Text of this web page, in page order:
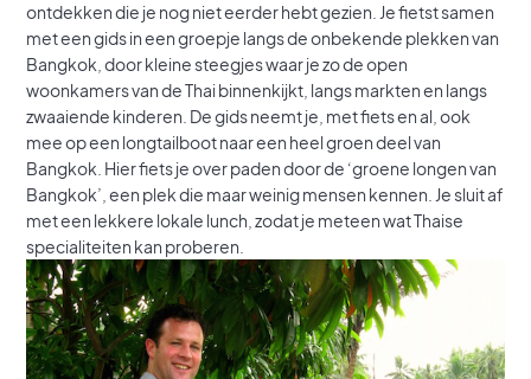
ontdekken die je nog niet eerder hebt gezien. Je fietst samen
met een gids in een groepje langs de onbekende plekken van
Bangkok, door kleine steegjes waar je zo de open
woonkamers van de Thai binnenkijkt, langs markten en langs
zwaaiende kinderen. De gids neemt je, met fiets en al, ook
mee op een longtailboot naar een heel groen deel van
Bangkok. Hier fiets je over paden door de ‘groene longen van
Bangkok’, een plek die maar weinig mensen kennen. Je sluit af
met een lekkere lokale lunch, zodat je meteen wat Thaise
specialiteiten kan proberen.